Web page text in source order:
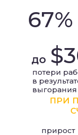
потери
в
выгорания
прирост
67%
до
ПРИ